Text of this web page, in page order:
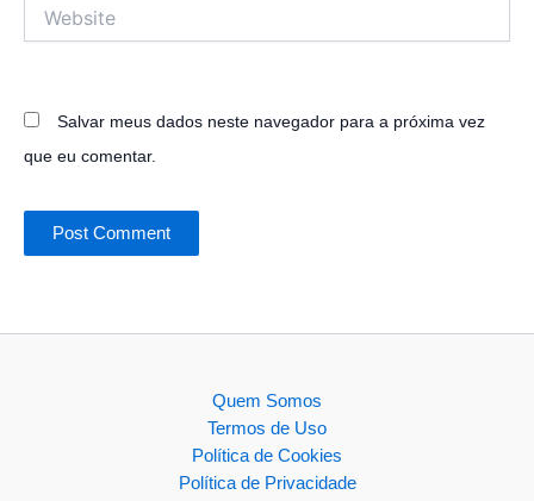
Salvar meus dados neste navegador para a próxima vez
que eu comentar.
Quem Somos
Termos de Uso
Política de Cookies
Política de Privacidade